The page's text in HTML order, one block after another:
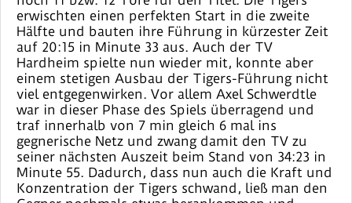
erwischten einen perfekten Start in die zweite
Hälfte und bauten ihre Führung in kürzester Zeit
auf 20:15 in Minute 33 aus. Auch der TV
Hardheim spielte nun wieder mit, konnte aber
einem stetigen Ausbau der Tigers-Führung nicht
viel entgegenwirken. Vor allem Axel Schwerdtle
war in dieser Phase des Spiels überragend und
traf innerhalb von 7 min gleich 6 mal ins
gegnerische Netz und zwang damit den TV zu
seiner nächsten Auszeit beim Stand von 34:23 in
Minute 55. Dadurch, dass nun auch die Kraft und
Konzentration der Tigers schwand, ließ man den